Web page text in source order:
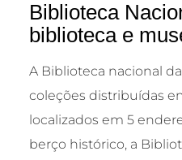
Biblioteca
biblioteca e
A Biblioteca nacional
coleções distribuídas
localizados em 5
berço histórico, a